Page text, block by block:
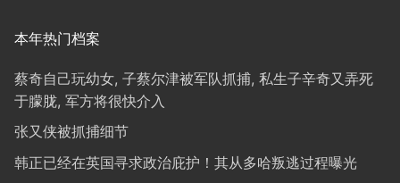
本年热门档案
蔡奇自己玩幼女, 子蔡尔津被军队抓捕, 私生子辛奇又弄死
于朦胧, 军方将很快介入
张又侠被抓捕细节
韩正已经在英国寻求政治庇护！其从多哈叛逃过程曝光